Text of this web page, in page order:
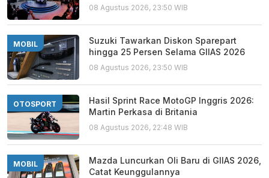
08 Agustus 2026, 23:50 WIB
MOBIL
Suzuki Tawarkan Diskon Sparepart
hingga 25 Persen Selama GIIAS 2026
08 Agustus 2026, 23:50 WIB
OTOSPORT
Hasil Sprint Race MotoGP Inggris 2026:
Martin Perkasa di Britania
08 Agustus 2026, 22:48 WIB
MOBIL
Mazda Luncurkan Oli Baru di GIIAS 2026,
Catat Keunggulannya